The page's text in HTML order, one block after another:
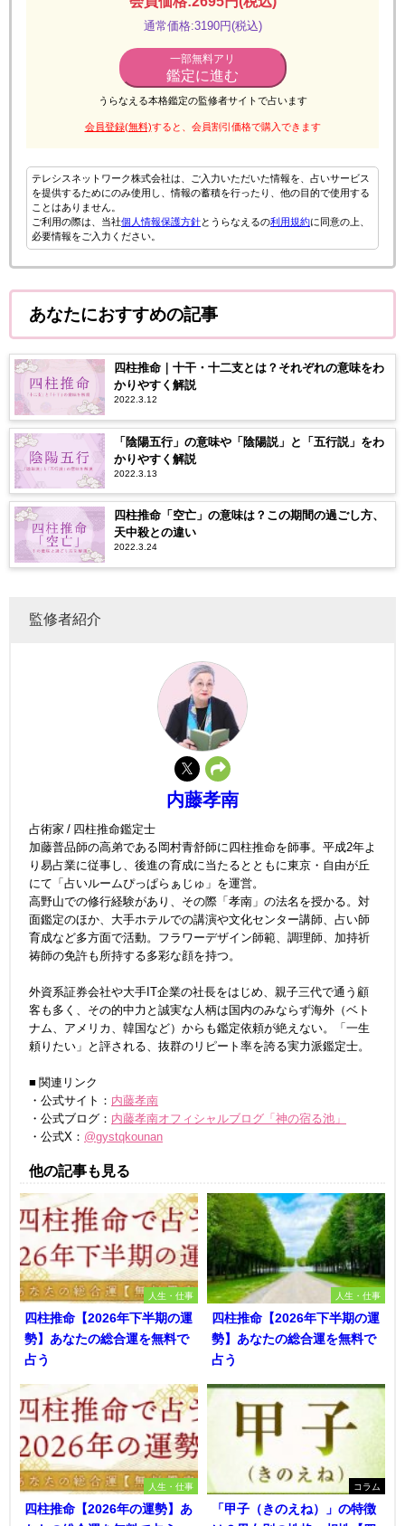
通常価格:3190円(税込)
一部無料アリ
鑑定に進む
うらなえる本格鑑定の監修者サイトで占います
会員登録(無料)すると、会員割引価格で購入できます
テレシスネットワーク株式会社は、ご入力いただいた情報を、占いサービス
を提供するためにのみ使用し、情報の蓄積を行ったり、他の目的で使用する
ことはありません。
ご利用の際は、当社個人情報保護方針とうらなえるの利用規約に同意の上、
必要情報をご入力ください。
あなたにおすすめの記事
四柱推命｜十干・十二支とは？それぞれの意味をわ
かりやすく解説
2022.3.12
「陰陽五行」の意味や「陰陽説」と「五行説」をわ
かりやすく解説
2022.3.13
四柱推命「空亡」の意味は？この期間の過ごし方、
天中殺との違い
2022.3.24
監修者紹介
内藤孝南
占術家 / 四柱推命鑑定士
加藤普品師の高弟である岡村青舒師に四柱推命を師事。平成2年よ
り易占業に従事し、後進の育成に当たるとともに東京・自由が丘
にて「占いルームぴっぱらぁじゅ」を運営。
高野山での修行経験があり、その際「孝南」の法名を授かる。対
面鑑定のほか、大手ホテルでの講演や文化センター講師、占い師
育成など多方面で活動。フラワーデザイン師範、調理師、加持祈
祷師の免許も所持する多彩な顔を持つ。
外資系証券会社や大手IT企業の社長をはじめ、親子三代で通う顧
客も多く、その的中力と誠実な人柄は国内のみならず海外（ベト
ナム、アメリカ、韓国など）からも鑑定依頼が絶えない。「一生
頼りたい」と評される、抜群のリピート率を誇る実力派鑑定士。
■ 関連リンク
・公式サイト： 内藤孝南
・公式ブログ： 内藤孝南オフィシャルブログ「神の宿る池」
・公式X： @gystqkounan
他の記事も見る
人生・仕事
四柱推命【2026年下半期の運
勢】あなたの総合運を無料で
占う
人生・仕事
四柱推命【2026年下半期の運
勢】あなたの総合運を無料で
占う
人生・仕事
四柱推命【2026年の運勢】あ
コラム
「甲子（きのえね）」の特徴